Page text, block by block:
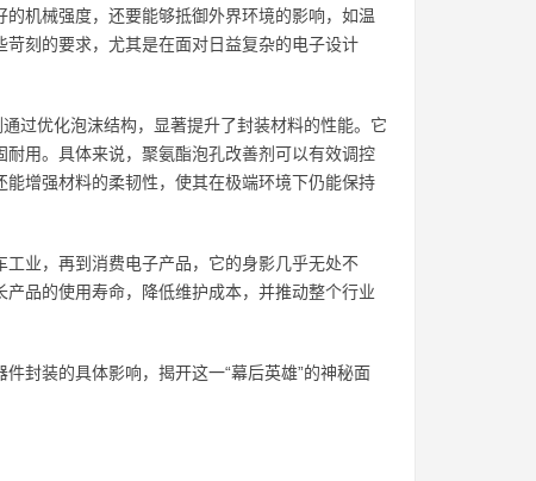
机械强度，还要能够抵御外界环境的影响，如温
刻的要求，尤其是在面对日益复杂的电子设计
过优化泡沫结构，显著提升了封装材料的性能。它
用。具体来说，聚氨酯泡孔改善剂可以有效调控
增强材料的柔韧性，使其在极端环境下仍能保持
业，再到消费电子产品，它的身影几乎无处不
品的使用寿命，降低维护成本，并推动整个行业
封装的具体影响，揭开这一“幕后英雄”的神秘面